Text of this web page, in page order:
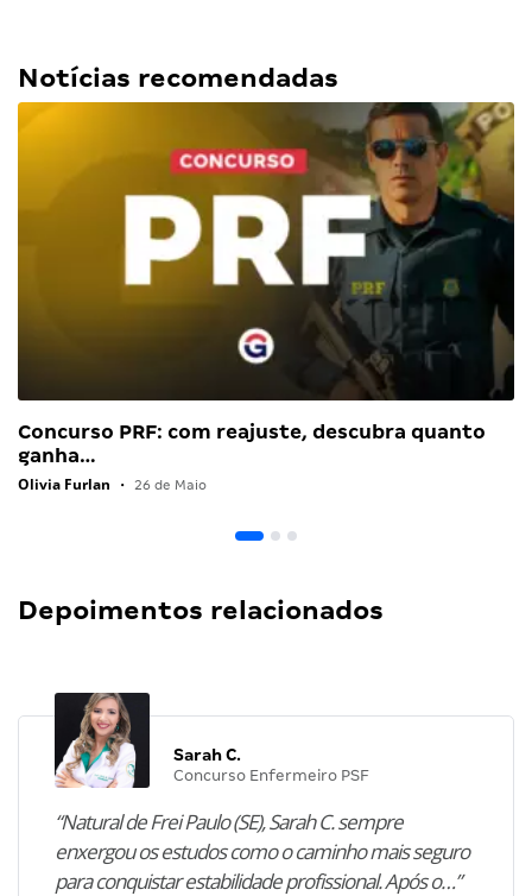
Notícias recomendadas
Concurso PRF: com reajuste, descubra quanto
ganha…
Olivia Furlan • 26 de Maio
Depoimentos relacionados
Sarah C.
Concurso Enfermeiro PSF
“Natural de Frei Paulo (SE), Sarah C. sempre
enxergou os estudos como o caminho mais seguro
para conquistar estabilidade profissional. Após o…”